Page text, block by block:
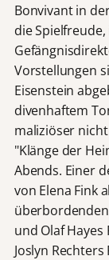
Bonvivant in
die
Vorstellungen
Eisenstein
divenhaftem
maliziöser
"Klänge der
Abends. Einer
von Elena Fink
und Olaf
Joslyn